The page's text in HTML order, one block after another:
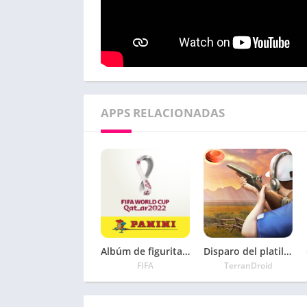
APPS RELACIONADAS
Albúm de figuritas Panini Fifa Qatar 2022
FIFA
Disparo del platillo volante
TerranDroid